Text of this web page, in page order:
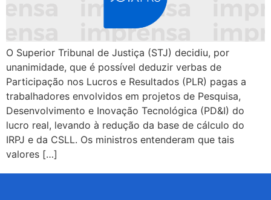
O Superior Tribunal de Justiça (STJ) decidiu, por
unanimidade, que é possível deduzir verbas de
Participação nos Lucros e Resultados (PLR) pagas a
trabalhadores envolvidos em projetos de Pesquisa,
Desenvolvimento e Inovação Tecnológica (PD&I) do
lucro real, levando à redução da base de cálculo do
IRPJ e da CSLL. Os ministros entenderam que tais
valores […]